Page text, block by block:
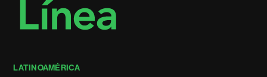
LATINOAMÉRICA